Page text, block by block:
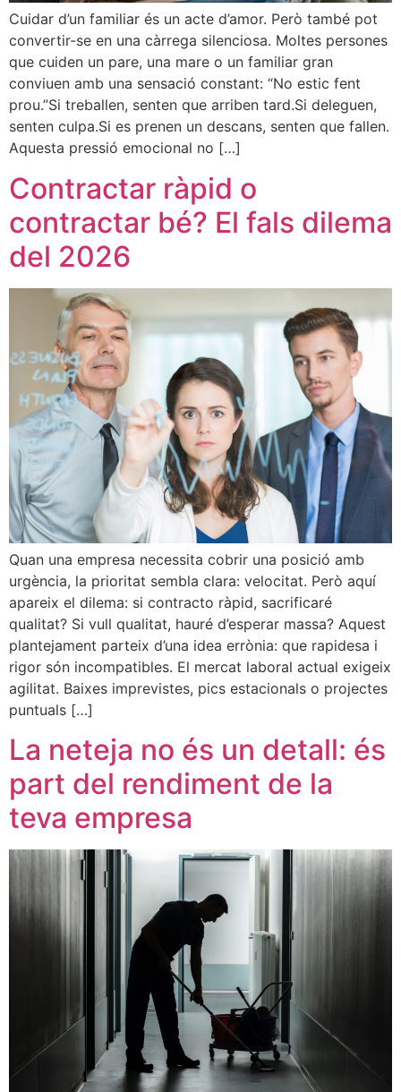
Cuidar d’un familiar és un acte d’amor. Però també pot
convertir-se en una càrrega silenciosa. Moltes persones
que cuiden un pare, una mare o un familiar gran
conviuen amb una sensació constant: “No estic fent
prou.”Si treballen, senten que arriben tard.Si deleguen,
senten culpa.Si es prenen un descans, senten que fallen.
Aquesta pressió emocional no […]
Contractar ràpid o
contractar bé? El fals dilema
del 2026
Quan una empresa necessita cobrir una posició amb
urgència, la prioritat sembla clara: velocitat. Però aquí
apareix el dilema: si contracto ràpid, sacrificaré
qualitat? Si vull qualitat, hauré d’esperar massa? Aquest
plantejament parteix d’una idea errònia: que rapidesa i
rigor són incompatibles. El mercat laboral actual exigeix
agilitat. Baixes imprevistes, pics estacionals o projectes
puntuals […]
La neteja no és un detall: és
part del rendiment de la
teva empresa